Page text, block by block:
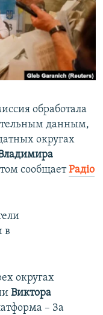
обработала
данным,
округах
сообщаетРадіо
в
округах
Виктора
– За